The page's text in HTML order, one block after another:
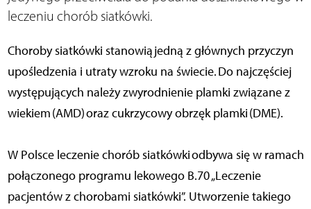
leczeniu chorób siatkówki.
Choroby siatkówki stanowią jedną z głównych przyczyn
upośledzenia i utraty wzroku na świecie. Do najczęściej
występujących należy zwyrodnienie plamki związane z
wiekiem (AMD) oraz cukrzycowy obrzęk plamki (DME).
W Polsce leczenie chorób siatkówki odbywa się w ramach
połączonego programu lekowego B.70 „Leczenie
pacjentów z chorobami siatkówki”. Utworzenie takiego